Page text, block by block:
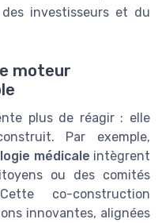
investisseurs et du
moteur
plus de réagir : elle
Par exemple,
médicale intègrent
ou des comités
co-construction
innovantes, alignées